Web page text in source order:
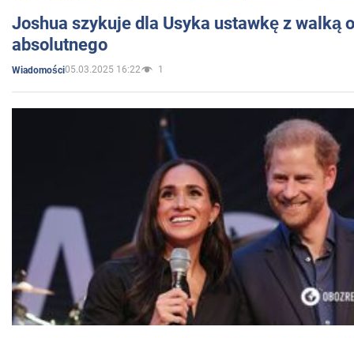
Joshua szykuje dla Usyka ustawkę z walką
absolutnego
Wiadomości05.03.2025 16:22 1